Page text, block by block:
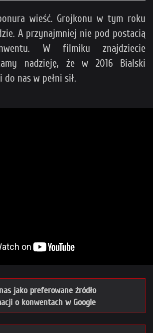
wieść. Grojkonu w tym roku
A przynajmniej nie pod postacią
W filmiku znajdziecie
nadzieję, że w 2016 Bialski
nas w pełni sił.
jako preferowane źródło
o konwentach w Google